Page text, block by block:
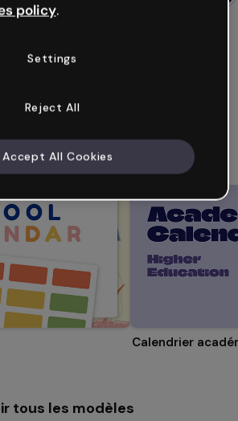
tous les modèles
policy.
Settings
Reject All
Accept All Cookies